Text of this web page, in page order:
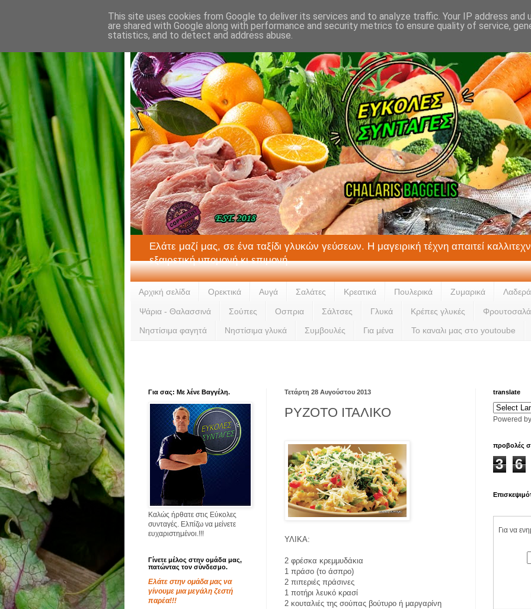
Ελάτε μαζί μας, σε ένα ταξίδι γλυκών γεύσεων. Η μαγειρική τέχνη απαιτεί
εξαιρετική υπομονή κι επιμονή.
Αρχική σελίδα Ορεκτικά Αυγά Σαλάτες Κρεατικά Πουλερικά Ζυμαρικά Λαδερά
Ψάρια - Θαλασσινά Σούπες Οσπρια Σάλτσες Γλυκά Κρέπες γλυκές
Νηστίσιμα φαγητά Νηστίσιμα γλυκά Συμβουλές Για μένα Το καναλι μας στο youtoube
Τετάρτη 28 Αυγούστου 2013
ΡΥΖΟΤΟ ΙΤΑΛΙΚΟ
ΥΛΙΚΑ:
2 φρέσκα κρεμμυδάκια
1 πράσο (το άσπρο)
2 πιπεριές πράσινες
1 ποτήρι λευκό κρασί
2 κουταλιές της σούπας βούτυρο ή μαργαρίνη
Για σας: Με λένε Βαγγέλη.
Καλώς ήρθατε στις Εύκολες
συνταγές. Ελπίζω να μείνετε
ευχαριστημένοι.!!!
Γίνετε μέλος στην ομάδα μας,
πατώντας τον σύνδεσμο.
Ελάτε στην ομάδα μας να
γίνουμε μια μεγάλη ζεστή
παρέα!!!
translate
Powered
προβολές
3 6
Για να
This site uses cookies from Google to deliver its services and to analyze traffic. Your IP address and
are shared with Google along with performance and security metrics to ensure quality of service,
statistics, and to detect and address abuse.